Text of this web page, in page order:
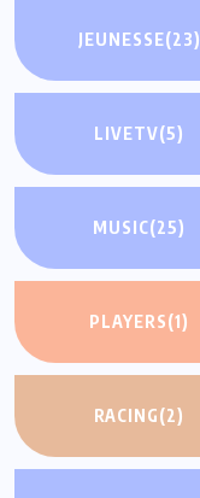
JEUNESSE(23)
LIVETV(5)
MUSIC(25)
PLAYERS(1)
RACING(2)